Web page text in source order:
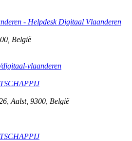
- Helpdesk Digitaal Vlaanderen
België
vlaanderen
Aalst, 9300 België